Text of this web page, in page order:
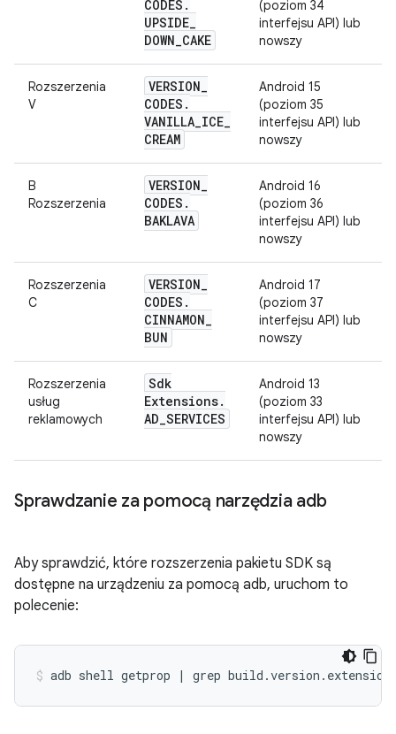
CODES .
UPSIDE_
DOWN_CAKE
(poziom 34
interfejsu API) lub
nowszy
Rozszerzenia
V
VERSION_
CODES .
VANILLA_ICE_
CREAM
Android 15
(poziom 35
interfejsu API) lub
nowszy
B
Rozszerzenia
VERSION_
CODES .
BAKLAVA
Android 16
(poziom 36
interfejsu API) lub
nowszy
Rozszerzenia
C
VERSION_
CODES .
CINNAMON_
BUN
Android 17
(poziom 37
interfejsu API) lub
nowszy
Rozszerzenia
usług
reklamowych
Sdk
Extensions.
AD_SERVICES
Android 13
(poziom 33
interfejsu API) lub
nowszy
Sprawdzanie za pomocą narzędzia adb
Aby sprawdzić, które rozszerzenia pakietu SDK są
dostępne na urządzeniu za pomocą adb, uruchom to
polecenie: